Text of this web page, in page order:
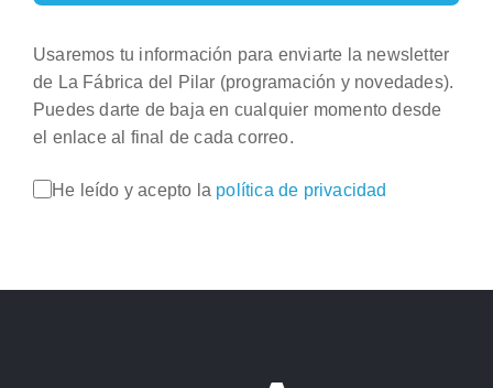
Usaremos tu información para enviarte la newsletter
de La Fábrica del Pilar (programación y novedades).
Puedes darte de baja en cualquier momento desde
el enlace al final de cada correo.
He leído y acepto la política de privacidad